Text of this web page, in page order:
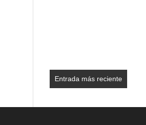
Entrada más reciente